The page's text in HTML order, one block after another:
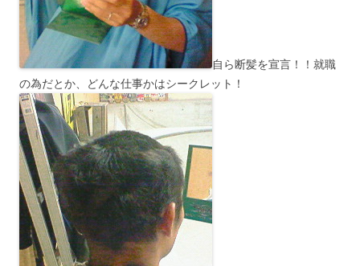
自ら断髪を宣言！！就職
の為だとか、どんな仕事かはシークレット！